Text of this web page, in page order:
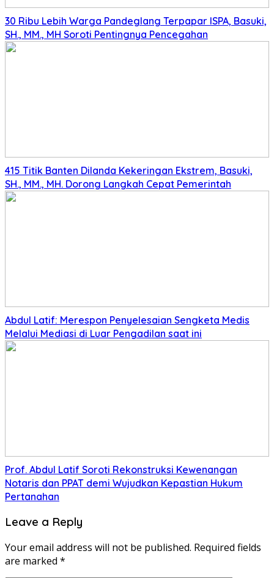
30 Ribu Lebih Warga Pandeglang Terpapar ISPA, Basuki,
SH., MM., MH Soroti Pentingnya Pencegahan
415 Titik Banten Dilanda Kekeringan Ekstrem, Basuki,
SH., MM., MH. Dorong Langkah Cepat Pemerintah
Abdul Latif: Merespon Penyelesaian Sengketa Medis
Melalui Mediasi di Luar Pengadilan saat ini
Prof. Abdul Latif Soroti Rekonstruksi Kewenangan
Notaris dan PPAT demi Wujudkan Kepastian Hukum
Pertanahan
Leave a Reply
Your email address will not be published. Required fields
are marked *